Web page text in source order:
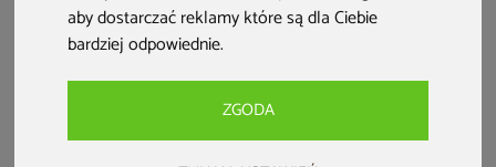
aby dostarczać reklamy które są dla Ciebie
bardziej odpowiednie.
ZGODA